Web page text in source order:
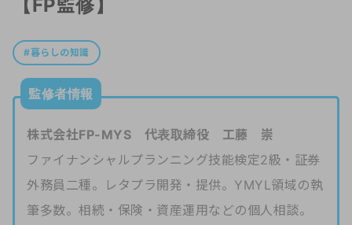
【FP監修】
暮らしの知識
監修者情報
株式会社FP-MYS 代表取締役 工藤 崇
ファイナンシャルプランニング技能検定2級・証券
外務員二種。レタプラ開発・提供。YMYL領域の執
筆多数。相続・保険・資産運用などの個人相談。